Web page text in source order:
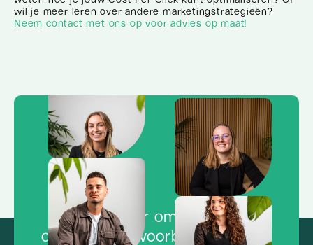
wil je meer leren over andere marketingstrategieën?
Neem contact met ons op voor advies op maat!
Klaar om de
concurrentie voorbij te vliegen?